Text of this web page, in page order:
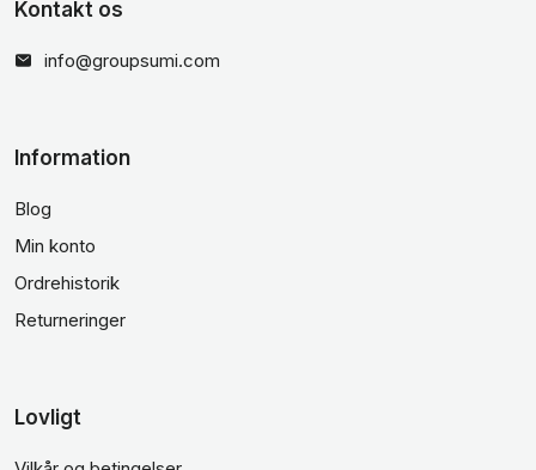
Kontakt os
info@groupsumi.com
Information
Blog
Min konto
Ordrehistorik
Returneringer
Lovligt